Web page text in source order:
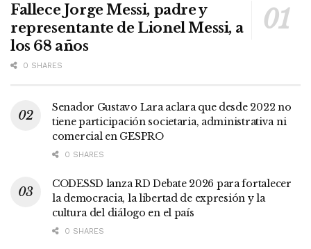
Fallece Jorge Messi, padre y
representante de Lionel Messi, a
los 68 años
0 SHARES
Senador Gustavo Lara aclara que desde 2022 no
tiene participación societaria, administrativa ni
comercial en GESPRO
0 SHARES
CODESSD lanza RD Debate 2026 para fortalecer
la democracia, la libertad de expresión y la
cultura del diálogo en el país
0 SHARES